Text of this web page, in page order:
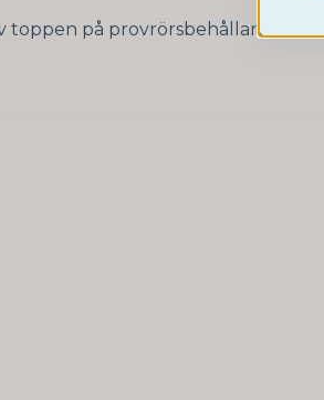
toppen på provrörsbehållaren